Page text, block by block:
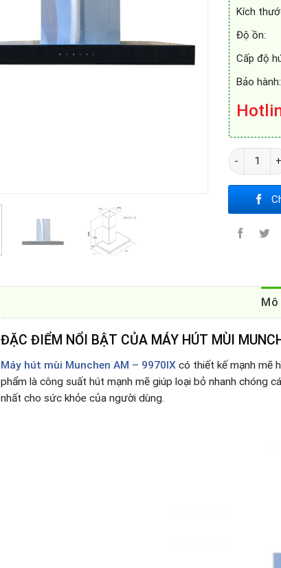
MÁY HÚT
Mô
ĐẶC ĐIỂM NỔI BẬT CỦA MÁY HÚT MÙI
Máy hút mùi Munchen AM – 9970IX có thiết kế mạnh mẽ
phẩm là công suất hút mạnh mẽ giúp loại bỏ nhanh chóng
nhất cho sức khỏe của người dùng.